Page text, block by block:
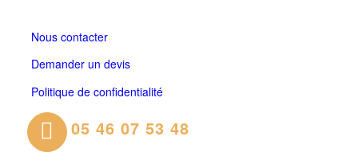
Nous contacter
Demander un devis
Politique de confidentialité
05 46 07 53 48